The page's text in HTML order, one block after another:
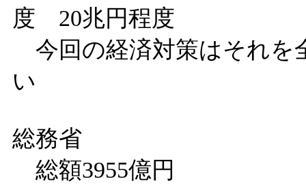
度 20兆円程度
今回の経済対策はそれを
い
総務省
総額3955億円